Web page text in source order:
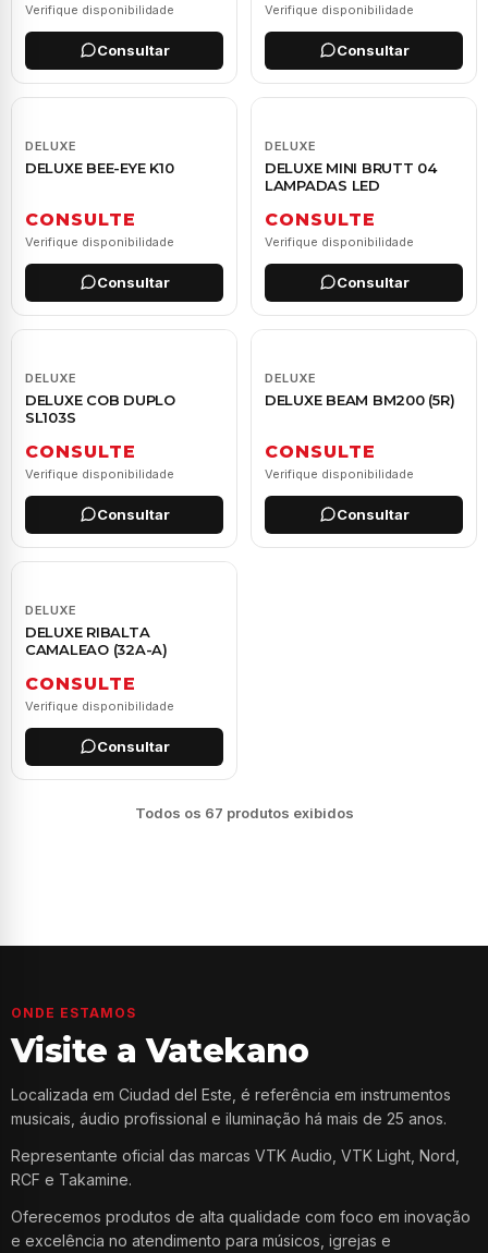
Verifique disponibilidade
Consultar
Verifique disponibilidade
Consultar
DELUXE
DELUXE BEE-EYE K10
CONSULTE
Verifique disponibilidade
Consultar
DELUXE
DELUXE MINI BRUTT 04
LAMPADAS LED
CONSULTE
Verifique disponibilidade
Consultar
DELUXE
DELUXE COB DUPLO
SL103S
CONSULTE
Verifique disponibilidade
Consultar
DELUXE
DELUXE BEAM BM200 (5R)
CONSULTE
Verifique disponibilidade
Consultar
DELUXE
DELUXE RIBALTA
CAMALEAO (32A-A)
CONSULTE
Verifique disponibilidade
Consultar
Todos os 67 produtos exibidos
ONDE ESTAMOS
Visite a Vatekano
Localizada em Ciudad del Este, é referência em instrumentos
musicais, áudio profissional e iluminação há mais de 25 anos.
Representante oficial das marcas VTK Audio, VTK Light, Nord,
RCF e Takamine.
Oferecemos produtos de alta qualidade com foco em inovação
e excelência no atendimento para músicos, igrejas e